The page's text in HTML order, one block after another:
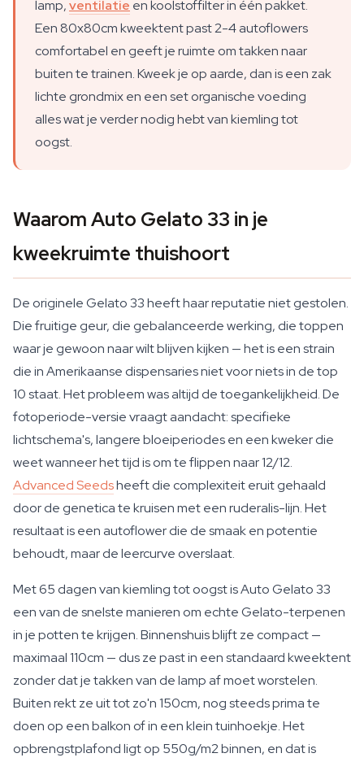
lamp,ventilatie en koolstoffilter in één pakket.
Een 80x80cm kweektent past 2-4 autoflowers
comfortabel en geeft je ruimte om takken naar
buiten te trainen. Kweek je op aarde, dan is een zak
lichte grondmix en een set organische voeding
alles wat je verder nodig hebt van kiemling tot
oogst.
Waarom Auto Gelato 33 in je
kweekruimte thuishoort
De originele Gelato 33 heeft haar reputatie niet gestolen.
Die fruitige geur, die gebalanceerde werking, die toppen
waar je gewoon naar wilt blijven kijken — het is een strain
die in Amerikaanse dispensaries niet voor niets in de top
10 staat. Het probleem was altijd de toegankelijkheid. De
fotoperiode-versie vraagt aandacht: specifieke
lichtschema's, langere bloeiperiodes en een kweker die
weet wanneer het tijd is om te flippen naar 12/12.
Advanced Seedsheeft die complexiteit eruit gehaald
door de genetica te kruisen met een ruderalis-lijn. Het
resultaat is een autoflower die de smaak en potentie
behoudt, maar de leercurve overslaat.
Met 65 dagen van kiemling tot oogst is Auto Gelato 33
een van de snelste manieren om echte Gelato-terpenen
in je potten te krijgen. Binnenshuis blijft ze compact —
maximaal 110cm — dus ze past in een standaard kweektent
zonder dat je takken van de lamp af moet worstelen.
Buiten rekt ze uit tot zo'n 150cm, nog steeds prima te
doen op een balkon of in een klein tuinhoekje. Het
opbrengstplafond ligt op 550g/m2 binnen, en dat is